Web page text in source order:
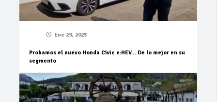
Ene 29, 2025
Probamos el nuevo Honda Civic e:HEV… De lo mejor en su
segmento